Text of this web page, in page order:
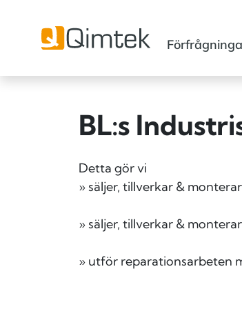
BL:s
Detta gör vi
» säljer, tillverkar &
» säljer, tillverkar &
» utför reparationsarbeten